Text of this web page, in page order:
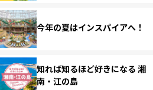
今年の夏はインスパイアへ！
知れば知るほど好きになる 湘
南・江の島